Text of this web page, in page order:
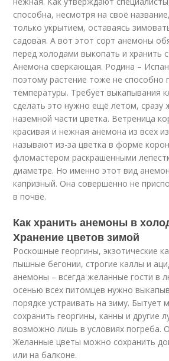
способна, несмотря на своё
только укрытием, оставаясь
садовая. А вот этот сорт анемоны
перед холодами выкопать и хранить
Анемона сверкающая. Родина –
поэтому растение тоже не способно
температуры. Требует выкапывания
сделать это нужно ещё летом, сразу
наземной части цветка. Ветреница
красивая и нежная анемона из всех
называют из-за цветка в форме
фломастером раскрашенными
диаметре. Но именно этот вид
капризный. Она совершенно не
в почве.
Как хранить анемоны в
Хранение цветов зимой
Роскошные георгины, экзотические
пышные бегонии, строгие каллы и
анемоны – всегда желанные гости в
осенью всех питомцев нужно
порядке устраивать на зиму. Бытует
сохранить георгины, канны и другие
возможно лишь в условиях погреба.
Желанные цветы можно сохранить
или на балконе.